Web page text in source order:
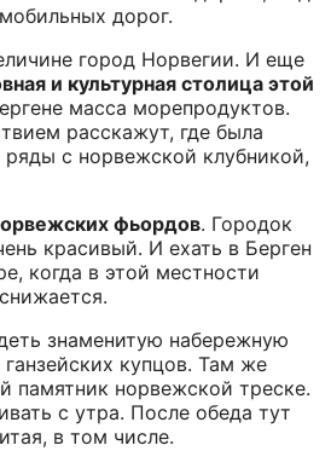
дорог.
город Норвегии. И еще
и культурная столица этой
масса морепродуктов.
расскажут, где была
с норвежской клубникой,
фьордов. Городок
красивый. И ехать в Берген
когда в этой местности
знаменитую набережную
купцов. Там же
памятник норвежской треске.
с утра. После обеда тут
в том числе.